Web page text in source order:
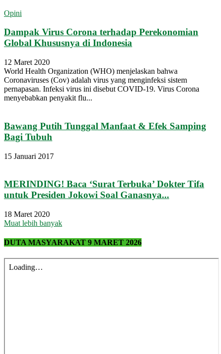
Opini
Dampak Virus Corona terhadap Perekonomian
Global Khususnya di Indonesia
12 Maret 2020
World Health Organization (WHO) menjelaskan bahwa
Coronaviruses (Cov) adalah virus yang menginfeksi sistem
pernapasan. Infeksi virus ini disebut COVID-19. Virus Corona
menyebabkan penyakit flu...
Bawang Putih Tunggal Manfaat & Efek Samping
Bagi Tubuh
15 Januari 2017
MERINDING! Baca ‘Surat Terbuka’ Dokter Tifa
untuk Presiden Jokowi Soal Ganasnya...
18 Maret 2020
Muat lebih banyak
DUTA MASYARAKAT 9 MARET 2026